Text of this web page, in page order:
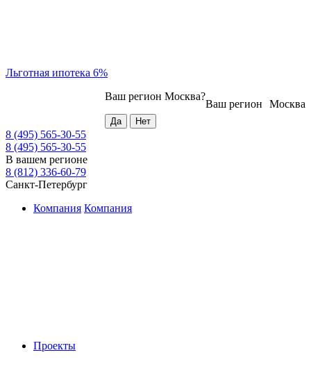
Льготная ипотека 6%
Москва
Ваш регион
Ваш регион Москва?
8 (495) 565-30-55
8 (495) 565-30-55
В вашем регионе
8 (812) 336-60-79
Санкт-Петербург
Компания Компания
Проекты